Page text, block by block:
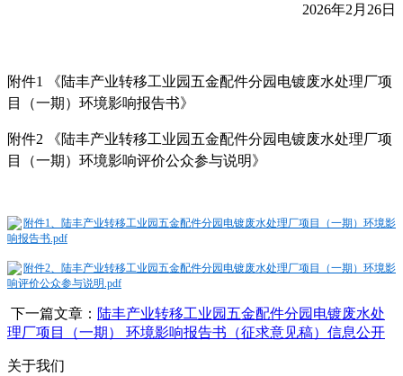
2026年2 月 26日
附件1
《陆丰产业转移工业园五金配件分园电镀废水处理厂项
目（一期）环境影响报告书》
附件2
《陆丰产业转移工业园五金配件分园电镀废水处理厂项
目（一期）环境影响评价公众参与说明》
附件1、陆丰产业转移工业园五金配件分园电镀废水处理厂项目（一期）环境影
响报告书.pdf
附件2、陆丰产业转移工业园五金配件分园电镀废水处理厂项目（一期）环境影
响评价公众参与说明.pdf
下一篇文章： 陆丰产业转移工业园五金配件分园电镀废水处
理厂项目（一期） 环境影响报告书（征求意见稿）信息公开
关于我们